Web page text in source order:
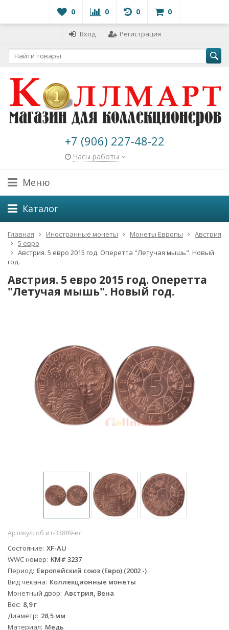
0 0 0 0
Вход Регистрация
+7 (906) 227-48-22
Часы работы
Меню
Каталог
Главная Иностранные монеты Монеты Европы
Австрия
5 евро
Австрия. 5 евро 2015 год. Оперетта "Летучая мышь". Новый
год.
Австрия. 5 евро 2015 год. Оперетта
"Летучая мышь". Новый год.
Артикул: об ит-33889-вс
Состояние XF-AU
WWC номер KM# 3237
Период Европейский союз (Евро) (2002 -)
Вид чекана Коллекционные монеты
Монетный двор Австрия, Вена
Вес 8,9 г
Диаметр 28,5 мм
Материал Медь